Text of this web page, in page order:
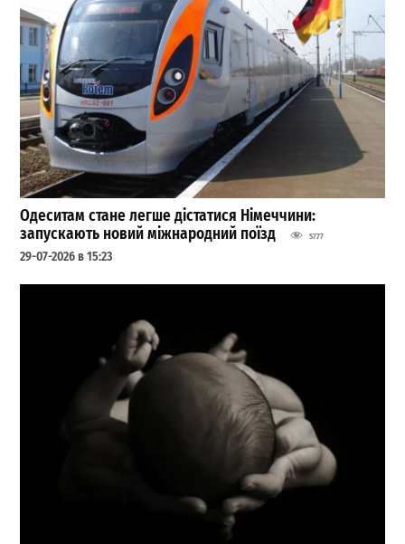
Одеситам стане легше дістатися Німеччини:
запускають новий міжнародний поїзд
5777
29-07-2026 в 15:23